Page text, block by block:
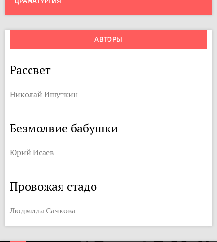
АВТОРЫ
Рассвет
Николай Ишуткин
Безмолвие бабушки
Юрий Исаев
Провожая стадо
Людмила Сачкова